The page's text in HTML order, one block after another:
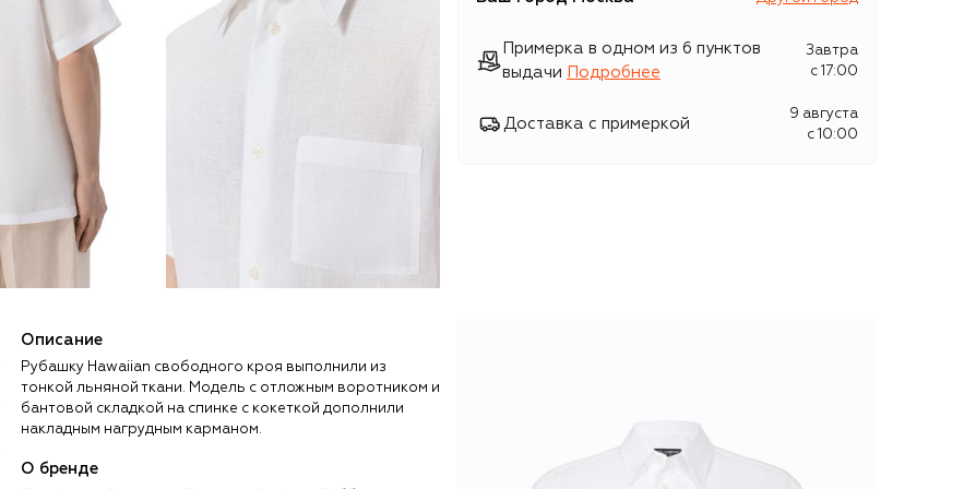
Примерка в одном из 6 пунктов
выдачи
Подробнее
Завтра
c 17:00
Доставка с примеркой
9 августа
c 10:00
Описание
Рубашку Hawaiian свободного кроя выполнили из
тонкой льняной ткани. Модель с отложным воротником и
бантовой складкой на спинке с кокеткой дополнили
накладным нагрудным карманом.
О бренде